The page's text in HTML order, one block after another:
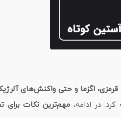
اگزما و حتی واکنش‌های
کرد. در ادامه،مهم‌ترین نکات